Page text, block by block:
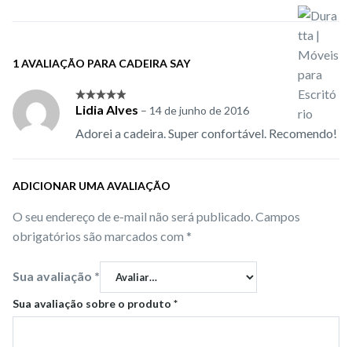
1 AVALIAÇÃO PARA CADEIRA SAY
5 out of
Lidia Alves – 14 de junho de 2016
Adorei a cadeira. Super confortável. Recomendo!
ADICIONAR UMA AVALIAÇÃO
O seu endereço de e-mail não será publicado.Campos
obrigatórios são marcados com *
Sua avaliação *
Sua avaliação sobre o produto *